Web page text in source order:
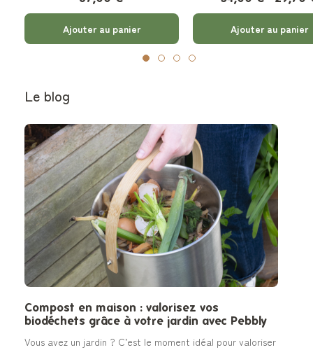
Ajouter au panier Ajouter au panier
Le blog
Compost en maison : valorisez vos
biodéchets grâce à votre jardin avec Pebbly
Vous avez un jardin ? C’est le moment idéal pour valoriser